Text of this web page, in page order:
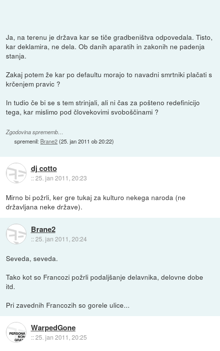
Ja, na terenu je država kar se tiče gradbeništva odpovedala. Tisto,
kar deklamira, ne dela. Ob danih aparatih in zakonih ne padenja
stanja.
Zakaj potem že kar po defaultu morajo to navadni smrtniki plačati s
krčenjem pravic ?
In tudio če bi se s tem strinjali, ali ni čas za pošteno redefinicijo
tega, kar mislimo pod človekovimi svoboščinami ?
Zgodovina sprememb…
spremenil: Brane2(25. jan 2011 ob 20:22)
dj cotto
::25. jan 2011, 20:23
Mirno bi požrli, ker gre tukaj za kulturo nekega naroda (ne
državljana neke države).
Brane2
::25. jan 2011, 20:24
Seveda, seveda.
Tako kot so Francozi požrli podaljšanje delavnika, delovne dobe
itd.
Pri zavednih Francozih so gorele ulice...
WarpedGone
::25. jan 2011, 20:25